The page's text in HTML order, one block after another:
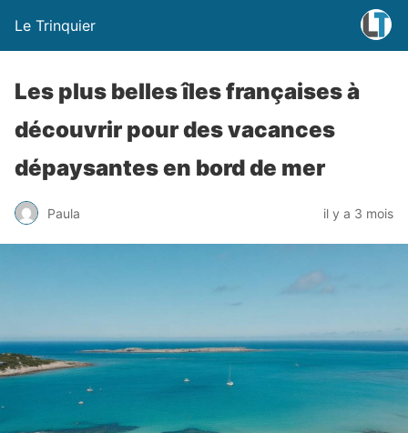
Le Trinquier
Les plus belles îles françaises à
découvrir pour des vacances
dépaysantes en bord de mer
Paula il y a 3 mois